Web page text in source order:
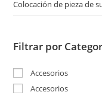
Colocación de pieza de
Filtrar por
Accesorios
Accesorios